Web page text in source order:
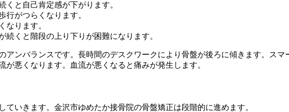
くと自己肯定感が下がります。
行がつらくなります。
なります。
くと階段の上り下りが困難になります。
アンバランスです。長時間のデスクワークにより骨盤が後ろに傾きます。ス
悪くなります。血流が悪くなると痛みが発生します。
ていきます。金沢市ゆめたか接骨院の骨盤矯正は段階的に進めます。